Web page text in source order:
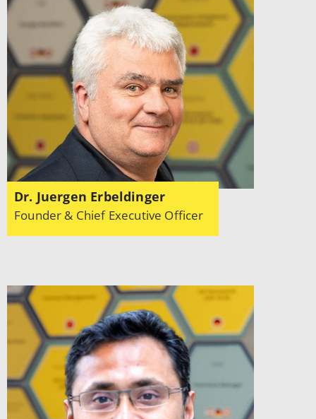
Dr. Juergen Erbeldinger
Founder & Chief Executive Officer